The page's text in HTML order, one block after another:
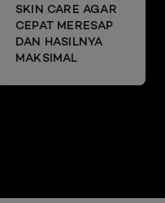
SKIN CARE AGAR
CEPAT MERESAP
DAN HASILNYA
MAKSIMAL